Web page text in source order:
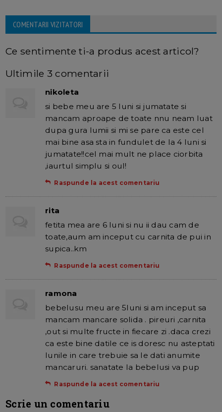
COMENTARII VIZITATORI
Ce sentimente ti-a produs acest articol?
Ultimile 3 comentarii
nikoleta
si bebe meu are 5 luni si jumatate si
mancam aproape de toate nnu neam luat
dupa gura lumii si mi se pare ca este cel
mai bine asa sta in fundulet de la 4 luni si
jumatate!!cel mai mult ne place ciorbita
,iaurtul simplu si oul!
Raspunde la acest comentariu
rita
fetita mea are 6 luni si nu ii dau cam de
toate,aum am inceput cu carnita de pui in
supica..km
Raspunde la acest comentariu
ramona
bebelusu meu are 5luni si am inceput sa
mancam mancare solida . pireuri ,carnita
,out si multe fructe in fiecare zi .daca crezi
ca este bine datile ce is doresc nu asteptati
lunile in care trebuie sa le dati anumite
mancaruri. sanatate la bebelusi va pup
Raspunde la acest comentariu
Scrie un comentariu